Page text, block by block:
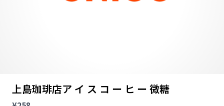
上島珈琲店ア イ ス コ ー ヒ ー 微糖